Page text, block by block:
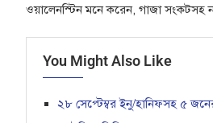
ওয়ালেনস্টিন মনে করেন, গাজা সংকটসহ
You Might Also Like
২৮ সেপ্টেম্বর ইনু/হানিফসহ ৫